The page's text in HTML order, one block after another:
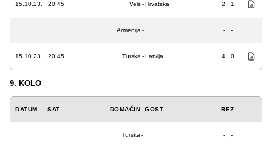
15.10.23. 20:45 Vels-Hrvatska 2 : 1
Armenija - - : -
15.10.23. 20:45 Turska -Latvija 4 : 0
9. KOLO
DATUM SAT DOMAĆIN GOST REZ
Turska - - : -